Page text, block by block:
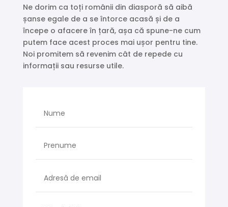
Ne dorim ca toți românii din diasporă să aibă
șanse egale de a se întorce acasă și de a
începe o afacere în țară, așa că spune-ne cum
putem face acest proces mai ușor pentru tine.
Noi promitem să revenim cât de repede cu
informații sau resurse utile.